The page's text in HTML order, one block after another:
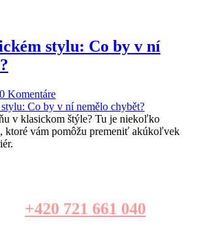
stylu: Co by v ní
0 Komentáre
v klasickom štýle? Tu je niekoľko
ktoré vám pomôžu premeniť akúkoľvek
+420 721 661 040